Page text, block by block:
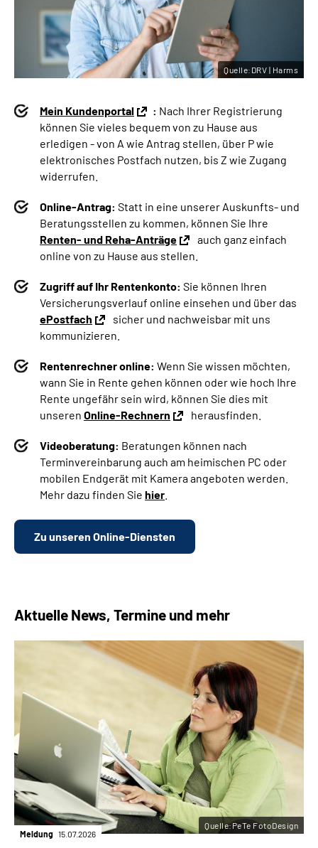
Mein Kundenportal : Nach Ihrer Registrierung
können Sie vieles bequem von zu Hause aus
erledigen - von A wie Antrag stellen, über P wie
elektronisches Postfach nutzen, bis Z wie Zugang
widerrufen.
Online-Antrag: Statt in eine unserer Auskunfts- und
Beratungsstellen zu kommen, können Sie Ihre
Renten- und Reha-Anträge
auch ganz einfach
online von zu Hause aus stellen.
Zugriff auf Ihr Rentenkonto: Sie können Ihren
Versicherungsverlauf online einsehen und über das
ePostfach
sicher und nachweisbar mit uns
kommunizieren.
Rentenrechner online: Wenn Sie wissen möchten,
wann Sie in Rente gehen können oder wie hoch Ihre
Rente ungefähr sein wird, können Sie dies mit
unseren Online-Rechnern herausfinden.
Videoberatung: Beratungen können nach
Terminvereinbarung auch am heimischen PC oder
mobilen Endgerät mit Kamera angeboten werden.
Mehr dazu finden Sie hier
Zu unseren Online-Diensten
Quelle:DRV | Harms
Aktuelle News, Termine und mehr
Meldung 15.07.2026
Quelle:PeTe FotoDesign